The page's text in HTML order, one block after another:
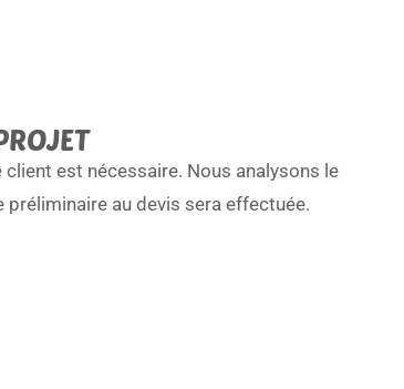
est nécessaire. Nous analysons le
au devis sera effectuée.